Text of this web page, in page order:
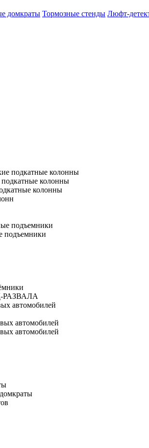
домкраты Тормозные стенды Люфт-
подкатные колонны
подкатные колонны
колонны
подъемники
подъемники
РАЗВАЛА
автомобилей
автомобилей
автомобилей